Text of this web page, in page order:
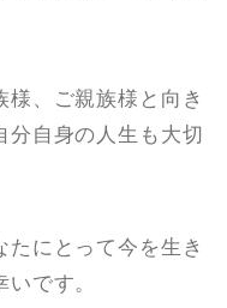
様、ご親族様と向き
自身の人生も大切
たにとって今を生き
です。